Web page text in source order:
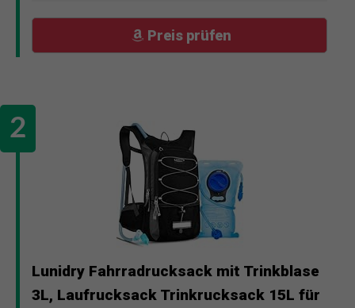
Preis prüfen
Lunidry Fahrradrucksack mit Trinkblase
3L, Laufrucksack Trinkrucksack 15L für